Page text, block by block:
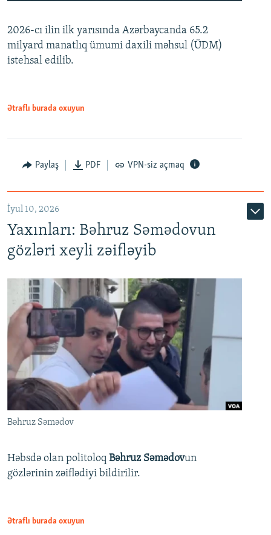
Auto 240p 360p 480p
360p
480p
2026-cı ilin ilk yarısında Azərbaycanda 65.2
milyard manatlıq ümumi daxili məhsul (ÜDM)
istehsal edilib.
Ətraflı burada oxuyun
Paylaş PDF VPN-siz açmaq
İyul 10, 2026
Yaxınları: Bəhruz Səmədovun
gözləri xeyli zəifləyib
Bəhruz Səmədov
Həbsdə olan politoloq Bəhruz Səmədovun
gözlərinin zəiflədiyi bildirilir.
Ətraflı burada oxuyun